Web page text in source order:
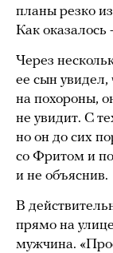
планы резко
Как оказалось
Через
ее сын
на похороны,
не увидит. С
но он до сих
со Фритом и
и не объяснив.
В
прямо на
мужчина.